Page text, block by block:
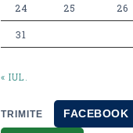
24 25 26
31
« IUL.
TRIMITE FACEBOOK